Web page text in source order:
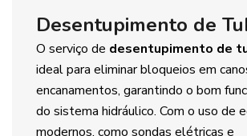
Desentupimento de
O serviço de desentupimento de
ideal para eliminar bloqueios em
encanamentos, garantindo o bom
do sistema hidráulico. Com o uso de
modernos, como sondas elétricas e